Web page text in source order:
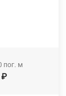
пог. м
₽